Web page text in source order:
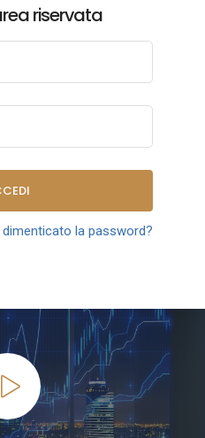
riservata
dimenticato la password?